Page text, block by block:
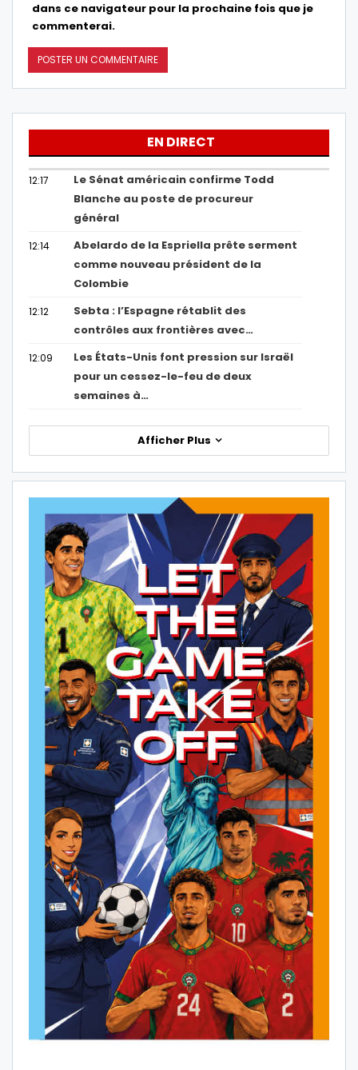
dans ce navigateur pour la prochaine fois que je
commenterai.
EN DIRECT
12:17
Le Sénat américain confirme Todd
Blanche au poste de procureur
général
12:14
Abelardo de la Espriella prête serment
comme nouveau président de la
Colombie
12:12
Sebta : l’Espagne rétablit des
contrôles aux frontières avec…
12:09
Les États-Unis font pression sur Israël
pour un cessez-le-feu de deux
semaines à…
Afficher Plus